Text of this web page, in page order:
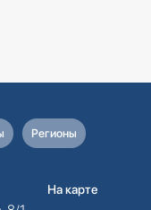
Регионы
На карте